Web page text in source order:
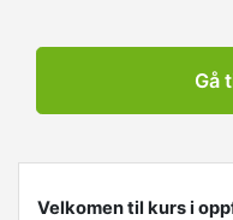
Gå
Velkomen til kurs i